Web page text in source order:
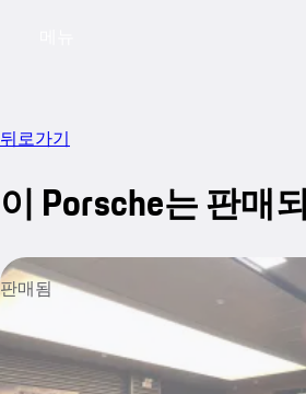
뒤로가기
이 Porsche는 판매
판매됨